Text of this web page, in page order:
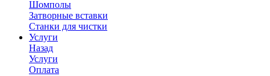
Шомполы
Затворные вставки
Станки для чистки
Услуги
Назад
Услуги
Оплата